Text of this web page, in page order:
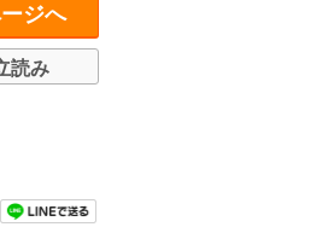
ジへ
読み